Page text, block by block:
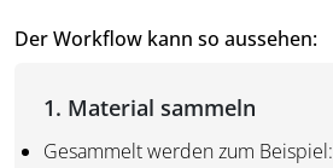
Der Workflow kann so aussehen:
1. Material sammeln
Gesammelt werden zum Beispiel: